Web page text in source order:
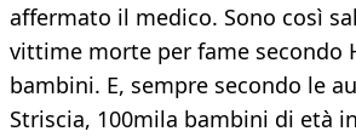
affermato il medico. Sono così
vittime morte per fame secondo
bambini. E, sempre secondo le
Striscia, 100mila bambini di età